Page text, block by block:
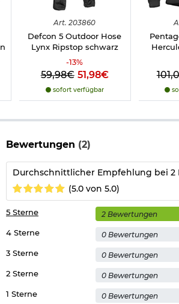
Art. 203860
Defcon 5 Outdoor Hose
Lynx Ripstop schwarz
-13%
59,98€ 51,98€
sofort verfügbar
Bewertungen (2)
Durchschnittlicher Empfehlung bei 2
(5.0 von 5.0)
1 Sterne 0 Bewertungen
2 Sterne 0 Bewertungen
3 Sterne 0 Bewertungen
4 Sterne 0 Bewertungen
5 Sterne 2 Bewertungen